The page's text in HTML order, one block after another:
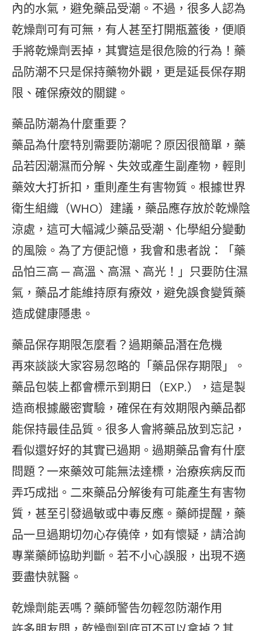
內的水氣，避免藥品受潮。不過，很多人認為
乾燥劑可有可無，有人甚至打開瓶蓋後，便順
手將乾燥劑丟掉，其實這是很危險的行為！藥
品防潮不只是保持藥物外觀，更是延長保存期
限、確保療效的關鍵。
藥品防潮為什麼重要？
藥品為什麼特別需要防潮呢？原因很簡單，藥
品若因潮濕而分解、失效或產生副產物，輕則
藥效大打折扣，重則產生有害物質。根據世界
衛生組織（WHO）建議，藥品應存放於乾燥陰
涼處，這可大幅減少藥品受潮、化學組分變動
的風險。為了方便記憶，我會和患者說：「藥
品怕三高 ─ 高溫、高濕、高光！」只要防住濕
氣，藥品才能維持原有療效，避免誤食變質藥
造成健康隱患。
藥品保存期限怎麼看？過期藥品潛在危機
再來談談大家容易忽略的「藥品保存期限」。
藥品包裝上都會標示到期日（EXP.），這是製
造商根據嚴密實驗，確保在有效期限內藥品都
能保持最佳品質。很多人會將藥品放到忘記，
看似還好好的其實已過期。過期藥品會有什麼
問題？一來藥效可能無法達標，治療疾病反而
弄巧成拙。二來藥品分解後有可能產生有害物
質，甚至引發過敏或中毒反應。藥師提醒，藥
品一旦過期切勿心存僥倖，如有懷疑，請洽詢
專業藥師協助判斷。若不小心誤服，出現不適
要盡快就醫。
乾燥劑能丟嗎？藥師警告勿輕忽防潮作用